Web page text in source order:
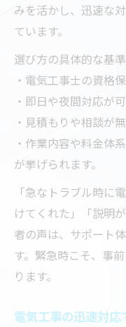
みを活かし、迅速な
ています。
選び方の具体的な基準
・電気工事士の資格
・即日や夜間対応が
・見積もりや相談が
・作業内容や料金体
が挙げられます。
「急なトラブル時に
けてくれた」「説明
者の声は、サポート
す。緊急時こそ、事
ります。
電気工事の迅速対